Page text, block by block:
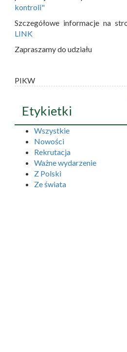
kontroli"
Szczegółowe informacje na
LINK
Zapraszamy do udziału
PIKW
Etykietki
Wszystkie
Nowości
Rekrutacja
Ważne wydarzenie
Z Polski
Ze świata